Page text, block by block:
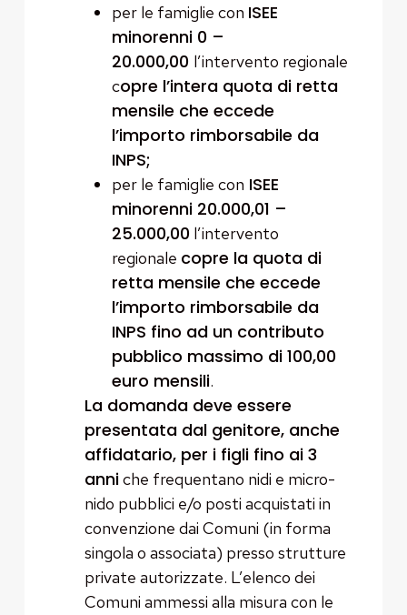
per le famiglie con ISEE
minorenni 0 –
20.000,00 l’intervento regionale
copre l’intera quota di retta
mensile che eccede
l’importo rimborsabile da
INPS;
per le famiglie con ISEE
minorenni 20.000,01 –
25.000,00 l’intervento
regionale copre la quota di
retta mensile che eccede
l’importo rimborsabile da
INPS fino ad un contributo
pubblico massimo di 100,00
euro mensili.
La domanda deve essere
presentata dal genitore, anche
affidatario, per i figli fino ai 3
anniche frequentano nidi e micro-
nido pubblici e/o posti acquistati in
convenzione dai Comuni (in forma
singola o associata) presso strutture
private autorizzate. L’elenco dei
Comuni ammessi alla misura con le